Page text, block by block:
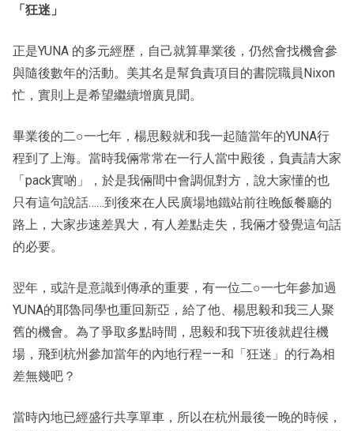
「狂迷 」
正是YUNA 的多元經歷，自己就算畢業後，仍然會找機會參
與隨後數年的活動。美其名是幫負責項目的書院職員Nixon
忙，實則上是希望繼續增廣見聞。
畢業後的二○一七年，楊思毅就和我一起隨當年的YUNA行
程到了上海。當時我倆常常在一行人當中殿後，負責請大家
「pack實啲」，於是我倆間中會調侃對方，說大家懂的也
只有這句說話……到後來在人民廣場地鐵站前往晚飯餐廳的
路上，大家步速差異大，有人差點走失，我倆才發覺這句話
的必要。
翌年，或許是意識到傳承的重要，有一位二○一七年參加過
YUNA的耶魯同學也重回新亞，給了他、楊思毅和我三人聚
舊的機會。為了爭取多點時間，思毅和我下班後就趕往機
場，飛到杭州參加當年的內地行程——和「狂迷」的行為相
差無幾吧？
當時內地已經盛行共享單車，所以在杭州最後一晚的時候，